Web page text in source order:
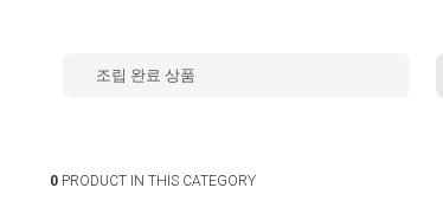
조립 완료 상품
0 PRODUCT IN THIS CATEGORY